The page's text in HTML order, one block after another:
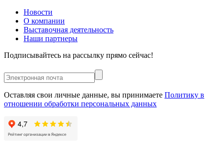
Новости
О компании
Выставочная деятельность
Наши партнеры
Подписывайтесь на рассылку прямо сейчас!
Оставляя свои личные данные, вы принимаете Политику в
отношении обработки персональных данных